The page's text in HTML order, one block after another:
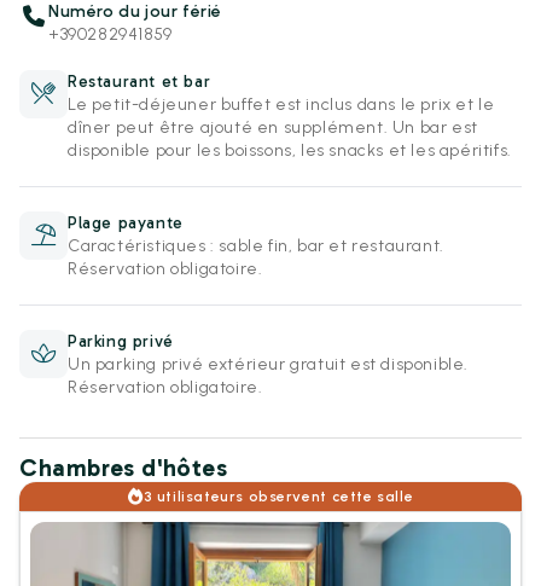
Numéro du jour férié
+390282941859
Restaurant et bar
Le petit-déjeuner buffet est inclus dans le prix et le
dîner peut être ajouté en supplément. Un bar est
disponible pour les boissons, les snacks et les apéritifs.
Plage payante
Caractéristiques : sable fin, bar et restaurant.
Réservation obligatoire.
Parking privé
Un parking privé extérieur gratuit est disponible.
Réservation obligatoire.
Chambres d'hôtes
3 utilisateurs observent cette salle